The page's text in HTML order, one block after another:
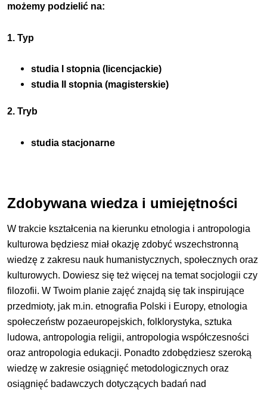
możemy podzielić na:
1. Typ
studia I stopnia (licencjackie)
studia II stopnia (magisterskie)
2. Tryb
studia stacjonarne
Zdobywana wiedza i umiejętności
W trakcie kształcenia na kierunku etnologia i antropologia
kulturowa będziesz miał okazję zdobyć wszechstronną
wiedzę z zakresu nauk humanistycznych, społecznych oraz
kulturowych. Dowiesz się też więcej na temat socjologii czy
filozofii. W Twoim planie zajęć znajdą się tak inspirujące
przedmioty, jak m.in. etnografia Polski i Europy, etnologia
społeczeństw pozaeuropejskich, folklorystyka, sztuka
ludowa, antropologia religii, antropologia współczesności
oraz antropologia edukacji. Ponadto zdobędziesz szeroką
wiedzę w zakresie osiągnięć metodologicznych oraz
osiągnięć badawczych dotyczących badań nad